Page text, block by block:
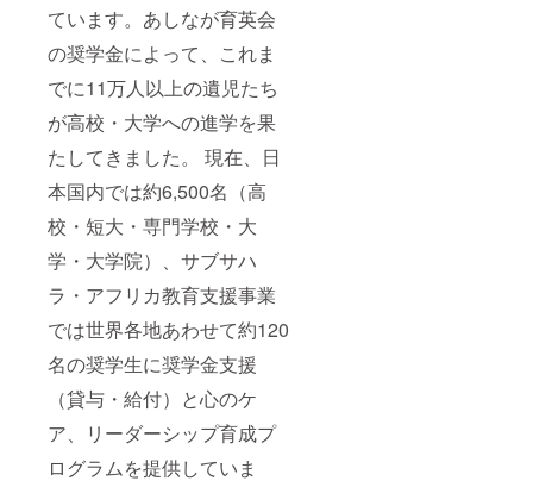
ています。あしなが育英会
の奨学金によって、これま
でに11万人以上の遺児たち
が高校・大学への進学を果
たしてきました。 現在、日
本国内では約6,500名（高
校・短大・専門学校・大
学・大学院）、サブサハ
ラ・アフリカ教育支援事業
では世界各地あわせて約120
名の奨学生に奨学金支援
（貸与・給付）と心のケ
ア、リーダーシップ育成プ
ログラムを提供していま